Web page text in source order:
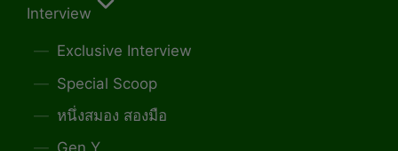
Interview
Exclusive Interview
Special Scoop
หนึ่งสมอง สองมือ